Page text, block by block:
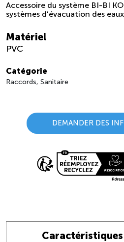
Accessoire du système BI-BI
systèmes d’évacuation des
Matériel
PVC
Catégorie
Raccords, Sanitaire
DEMANDER DES